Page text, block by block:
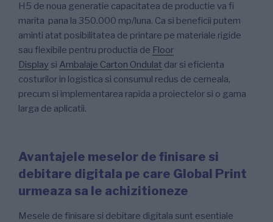
H5 de noua generatie capacitatea de productie va fi
marita pana la 350.000 mp/luna. Ca si beneficii putem
aminti atat posibilitatea de printare pe materiale rigide
sau flexibile pentru productia de Floor
Displaysi Ambalaje Carton Ondulat dar si eficienta
costurilor in logistica si consumul redus de cerneala,
precum si implementarea rapida a proiectelor si o gama
larga de aplicatii.
Avantajele meselor de finisare si
debitare digitala pe care Global Print
urmeaza sa le achizitioneze
Mesele de finisare si debitare digitala sunt esentiale